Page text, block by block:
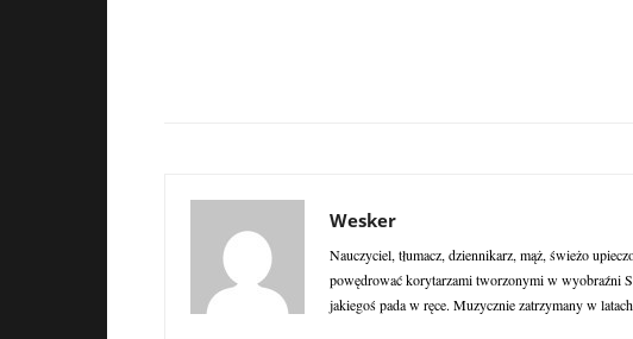
Wesker
Nauczyciel, tłumacz, dziennikarz, mąż, świeżo
powędrować korytarzami tworzonymi w wyobraźni
jakiegoś pada w ręce. Muzycznie zatrzymany w